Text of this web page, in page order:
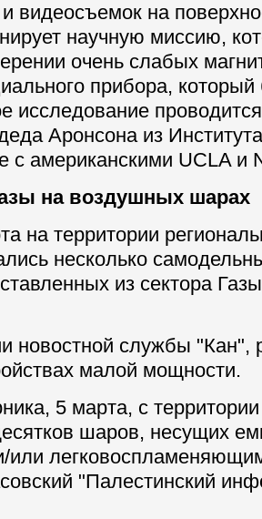
видеосъемок на
научную миссию,
очень слабых
прибора, который
исследование
Аронсона из
с американскими UCLA и
на воздушных шарах
на территории
несколько
из сектора
новостной службы "Кан",
малой мощности.
5 марта, с
шаров, несущих
или
"Палестинский